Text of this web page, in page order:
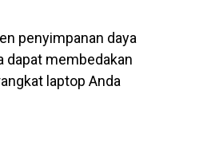
penyimpanan daya
dapat membedakan
laptop Anda